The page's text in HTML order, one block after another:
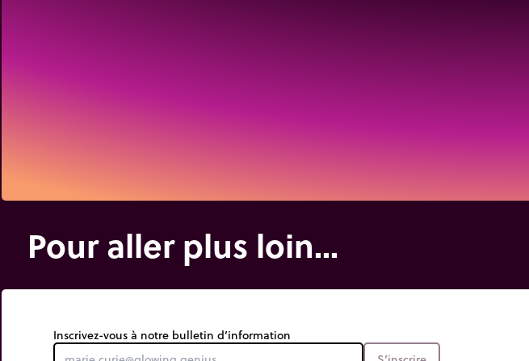
Pour aller plus loin...
Inscrivez-vous à notre bulletin d’information